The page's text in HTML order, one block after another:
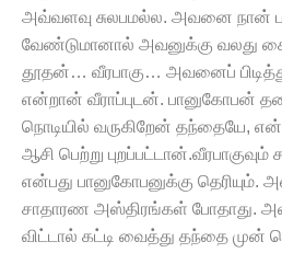
அவ்வளவு சுலபமல்ல. அவனை நான்
வேண்டுமானால் அவனுக்கு வலது
தூதன்… வீரபாகு… அவனைப்
என்றான் வீராப்புடன். பானுகோபன்
நொடியில் வருகிறேன் தந்தையே,
ஆசி பெற்று
என்பது பானுகோபனுக்கு
சாதாரண அஸ்திரங்கள் போதாது.
விட்டால் கட்டி வைத்து தந்தை